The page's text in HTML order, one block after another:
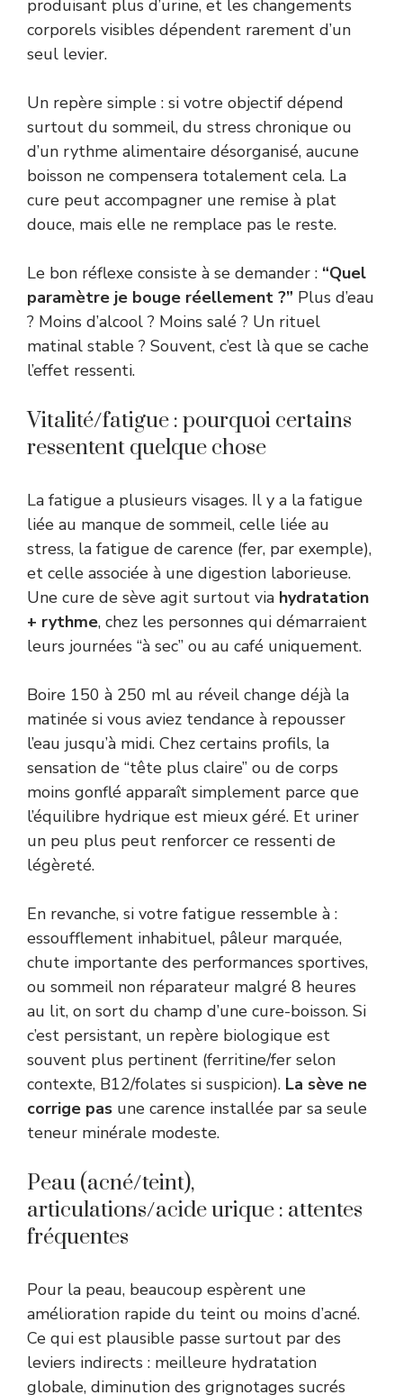
produisant plus d’urine, et les changements
corporels visibles dépendent rarement d’un
seul levier.
Un repère simple : si votre objectif dépend
surtout du sommeil, du stress chronique ou
d’un rythme alimentaire désorganisé, aucune
boisson ne compensera totalement cela. La
cure peut accompagner une remise à plat
douce, mais elle ne remplace pas le reste.
Le bon réflexe consiste à se demander : “Quel
paramètre je bouge réellement ?” Plus d’eau
? Moins d’alcool ? Moins salé ? Un rituel
matinal stable ? Souvent, c’est là que se cache
l’effet ressenti.
Vitalité/fatigue : pourquoi certains
ressentent quelque chose
La fatigue a plusieurs visages. Il y a la fatigue
liée au manque de sommeil, celle liée au
stress, la fatigue de carence (fer, par exemple),
et celle associée à une digestion laborieuse.
Une cure de sève agit surtout via hydratation
+ rythme, chez les personnes qui démarraient
leurs journées “à sec” ou au café uniquement.
Boire 150 à 250 ml au réveil change déjà la
matinée si vous aviez tendance à repousser
l’eau jusqu’à midi. Chez certains profils, la
sensation de “tête plus claire” ou de corps
moins gonflé apparaît simplement parce que
l’équilibre hydrique est mieux géré. Et uriner
un peu plus peut renforcer ce ressenti de
légèreté.
En revanche, si votre fatigue ressemble à :
essoufflement inhabituel, pâleur marquée,
chute importante des performances sportives,
ou sommeil non réparateur malgré 8 heures
au lit, on sort du champ d’une cure-boisson. Si
c’est persistant, un repère biologique est
souvent plus pertinent (ferritine/fer selon
contexte, B12/folates si suspicion). La sève ne
corrige pas une carence installée par sa seule
teneur minérale modeste.
Peau (acné/teint),
articulations/acide urique : attentes
fréquentes
Pour la peau, beaucoup espèrent une
amélioration rapide du teint ou moins d’acné.
Ce qui est plausible passe surtout par des
leviers indirects : meilleure hydratation
globale, diminution des grignotages sucrés